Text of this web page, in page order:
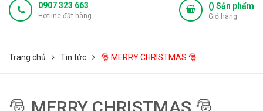
0907 323 663
Hotline đặt hàng
() Sản phẩm
Giỏ hàng
Trang chủ Tin tức 🎅 MERRY CHRISTMAS 🎅